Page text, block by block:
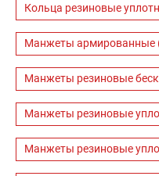
Кольца резиновые
Манжеты армированные
Манжеты резиновые
Манжеты резиновые
Манжеты резиновые